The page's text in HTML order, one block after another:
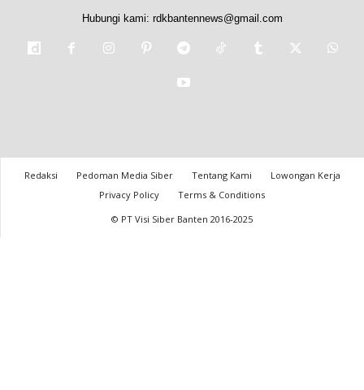
Hubungi kami: rdkbantennews@gmail.com
Redaksi Pedoman Media Siber Tentang Kami
Lowongan Kerja
Privacy Policy
Terms & Conditions
© PT Visi Siber Banten 2016-2025